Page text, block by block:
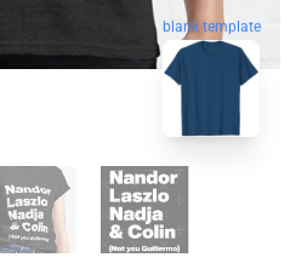
blank template